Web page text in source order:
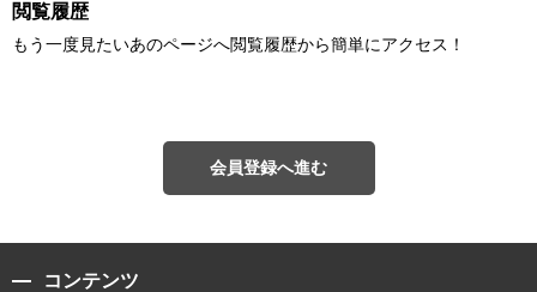
閲覧履歴
もう一度見たいあのページへ閲覧履歴から簡単にアクセス！
会員登録へ進む
コンテンツ